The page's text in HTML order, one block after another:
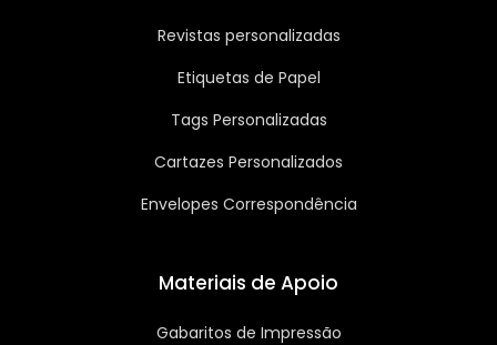
Revistas personalizadas
Etiquetas de Papel
Tags Personalizadas
Cartazes Personalizados
Envelopes Correspondência
Materiais de Apoio
Gabaritos de Impressão